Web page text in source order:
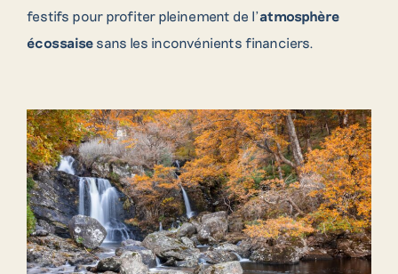
festifs pour profiter pleinement de l’atmosphère
écossaise sans les inconvénients financiers.